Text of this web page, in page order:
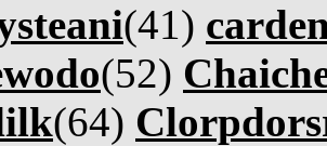
(41)
(52)
(64)